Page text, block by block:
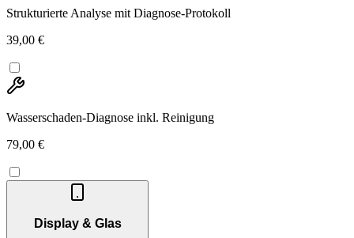
Strukturierte Analyse mit Diagnose-Protokoll
39,00 €
Wasserschaden-Diagnose inkl. Reinigung
79,00 €
Display & Glas